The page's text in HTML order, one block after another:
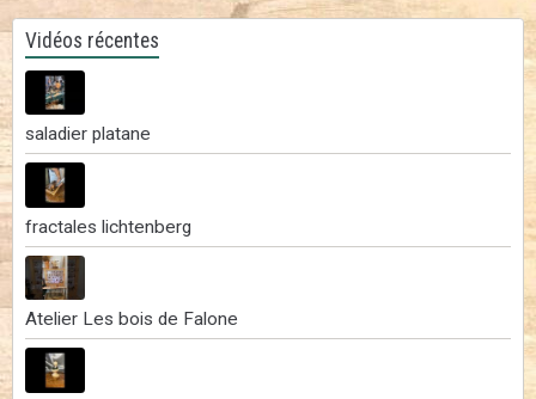
Vidéos récentes
saladier platane
fractales lichtenberg
Atelier Les bois de Falone